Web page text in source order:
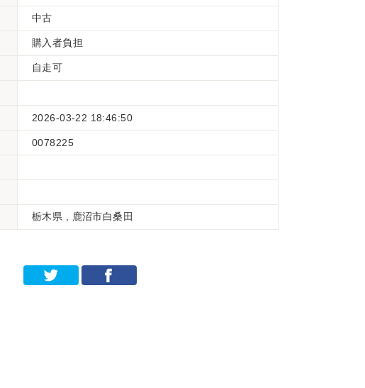
中古
購入者負担
自走可
2026-03-22 18:46:50
0078225
栃木県 , 鹿沼市白桑田